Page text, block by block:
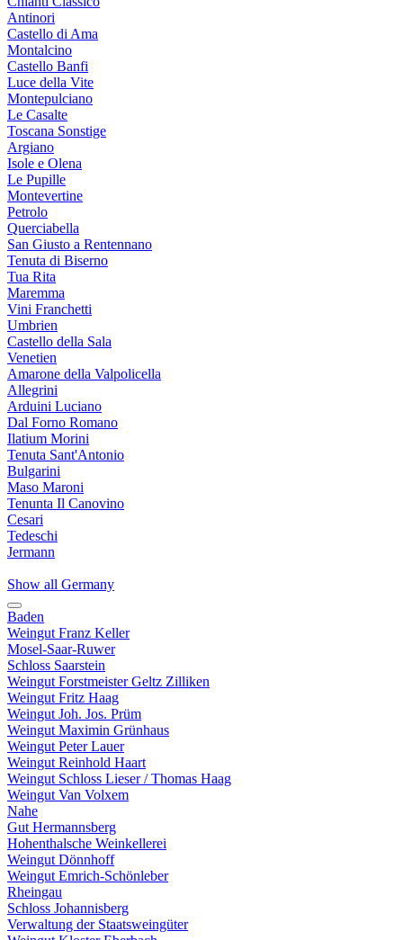
Antinori
Castello di Ama
Montalcino
Castello Banfi
Luce della Vite
Montepulciano
Le Casalte
Toscana Sonstige
Argiano
Isole e Olena
Le Pupille
Montevertine
Petrolo
Querciabella
San Giusto a Rentennano
Tenuta di Biserno
Tua Rita
Maremma
Vini Franchetti
Umbrien
Castello della Sala
Venetien
Amarone della Valpolicella
Allegrini
Arduini Luciano
Dal Forno Romano
Ilatium Morini
Tenuta Sant'Antonio
Bulgarini
Maso Maroni
Tenunta Il Canovino
Cesari
Tedeschi
Jermann
Show all Germany
Baden
Weingut Franz Keller
Mosel-Saar-Ruwer
Schloss Saarstein
Weingut Forstmeister Geltz Zilliken
Weingut Fritz Haag
Weingut Joh. Jos. Prüm
Weingut Maximin Grünhaus
Weingut Peter Lauer
Weingut Reinhold Haart
Weingut Schloss Lieser / Thomas Haag
Weingut Van Volxem
Nahe
Gut Hermannsberg
Hohenthalsche Weinkellerei
Weingut Dönnhoff
Weingut Emrich-Schönleber
Rheingau
Schloss Johannisberg
Verwaltung der Staatsweingüter